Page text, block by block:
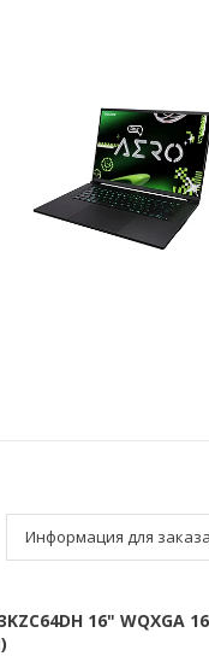
Информация для заказа
16" WQXGA